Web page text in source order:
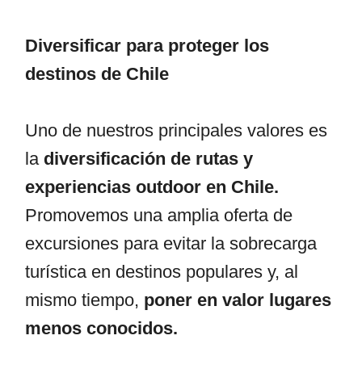
Diversificar para proteger los
destinos de Chile
Uno de nuestros principales valores es
la diversificación de rutas y
experiencias outdoor en Chile.
Promovemos una amplia oferta de
excursiones para evitar la sobrecarga
turística en destinos populares y, al
mismo tiempo, poner en valor lugares
menos conocidos.